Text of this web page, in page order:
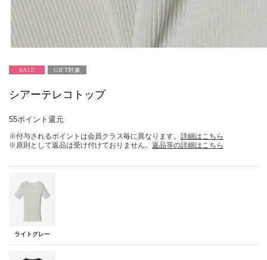
SALE GIFT対象
シアーテレコトップ
55ポイント還元
※付与されるポイントは会員クラス毎に異なります。 詳細はこちら
※原則として返品は受け付けておりません。 返品等の詳細はこちら
ライトグレー